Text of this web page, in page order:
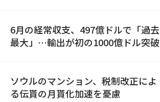
6月の経常収支、497億ドルで「過去
最大」…輸出が初の1000億ドル突破
ソウルのマンション、税制改正によ
る伝貰の月貰化加速を憂慮